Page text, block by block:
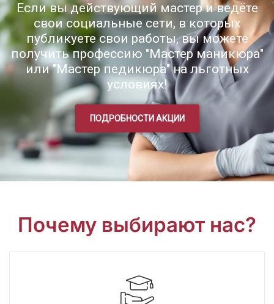
Если вы действующий мастер и ведёте
свои социальные сети, в которых
публикуете свои работы, вы можете
получить профессию "Мастер маникюра"
или "Мастер педикюра" на льготных
условиях!
ПОДРОБНОСТИ АКЦИИ
Почему выбирают нас?